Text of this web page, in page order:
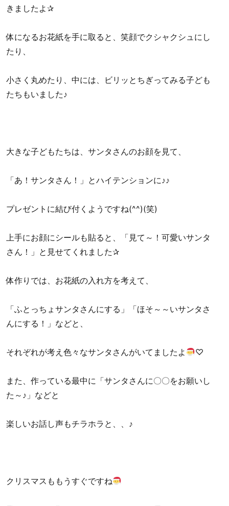
きましたよ✰
体になるお花紙を手に取ると、笑顔でクシャクシュにし
たり、
小さく丸めたり、中には、ビリッとちぎってみる子ども
たちもいました♪
大きな子どもたちは、サンタさんのお顔を見て、
「あ！サンタさん！」とハイテンションに♪♪
プレゼントに結び付くようですね(^^)(笑)
上手にお顔にシールも貼ると、「見て～！可愛いサンタ
さん！」と見せてくれました✰
体作りでは、お花紙の入れ方を考えて、
「ふとっちょサンタさんにする」「ほそ～～いサンタさ
んにする！」などと、
それぞれが考え色々なサンタさんがいてましたよ ♡
また、作っている最中に「サンタさんに〇〇をお願いし
た～♪」などと
楽しいお話し声もチラホラと、、♪
クリスマスももうすぐですね